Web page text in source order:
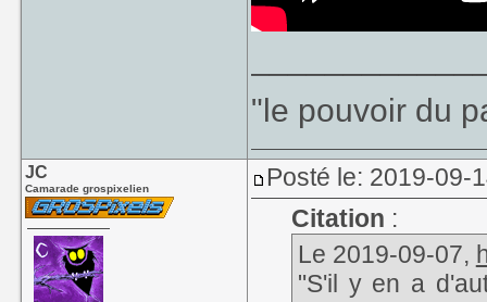
"le pouvoir du
JC
Camarade grospixelien
Posté le: 2019-09-
Citation :
Le 2019-09-07,
"S'il y en a